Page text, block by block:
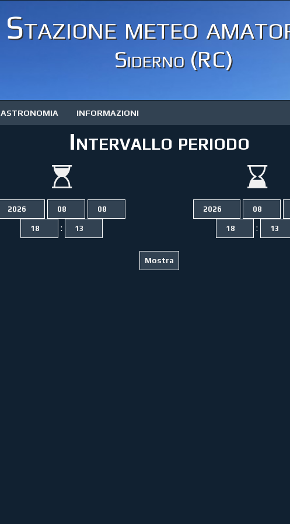
Stazione meteo
Siderno (RC)
ASTRONOMIA INFORMAZIONI
Intervallo periodo
: :